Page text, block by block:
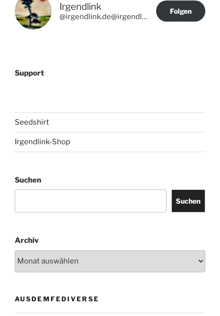
Irgendlink
@irgendlink.de@irgendlink.de
Folgen
Support
Seedshirt
Irgendlink-Shop
Suchen
Suchen
Archiv
AUSDEMFEDIVERSE